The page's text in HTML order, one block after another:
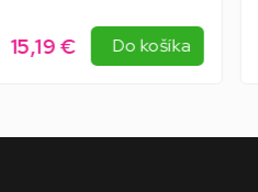
15,19 € Do košíka